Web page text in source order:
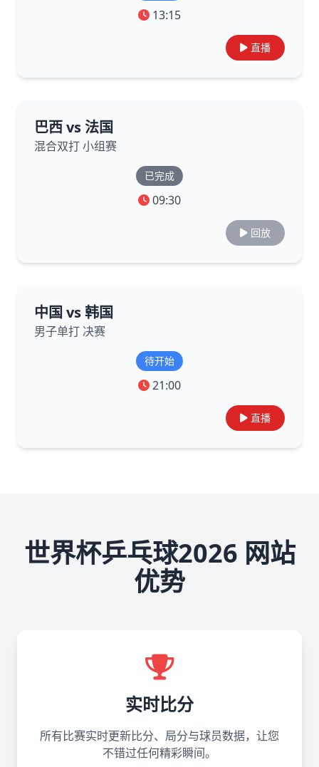
13:15
直播
巴西 vs 法国
混合双打 小组赛
已完成
09:30
回放
中国 vs 韩国
男子单打 决赛
待开始
21:00
直播
世界杯乒乓球2026 网站
优势
实时比分
所有比赛实时更新比分、局分与球员数据，让您
不错过任何精彩瞬间。